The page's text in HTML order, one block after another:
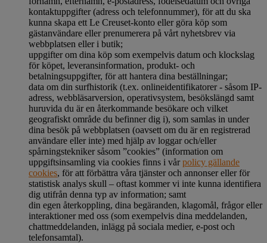
kontaktuppgifter (adress och telefonnummer), för att du ska
kunna skapa ett Le Creuset-konto eller göra köp som
gästanvändare eller prenumerera på vårt nyhetsbrev via
webbplatsen eller i butik;
uppgifter om dina köp som exempelvis datum och klockslag
för köpet, leveransinformation, produkt- och
betalningsuppgifter, för att hantera dina beställningar;
data om din surfhistorik (t.ex. onlineidentifikatorer - såsom IP-
adress, webbläsarversion, operativsystem, besökslängd samt
huruvida du är en återkommande besökare och vilket
geografiskt område du befinner dig i), som samlas in under
dina besök på webbplatsen (oavsett om du är en registrerad
användare eller inte) med hjälp av loggar och/eller
spårningstekniker såsom ”cookies” (information om
uppgiftsinsamling via cookies finns i vårpolicy gällande
cookies, för att förbättra våra tjänster och annonser eller för
statistisk analys skull – oftast kommer vi inte kunna identifiera
dig utifrån denna typ av information; samt
din egen återkoppling, dina begäranden, klagomål, frågor eller
interaktioner med oss (som exempelvis dina meddelanden,
chattmeddelanden, inlägg på sociala medier, e-post och
telefonsamtal).